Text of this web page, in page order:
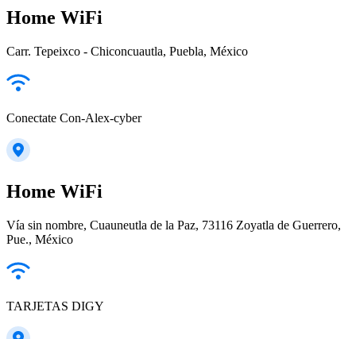
Home WiFi
Carr. Tepeixco - Chiconcuautla, Puebla, México
Conectate Con-Alex-cyber
Home WiFi
Vía sin nombre, Cuauneutla de la Paz, 73116 Zoyatla de Guerrero,
Pue., México
TARJETAS DIGY